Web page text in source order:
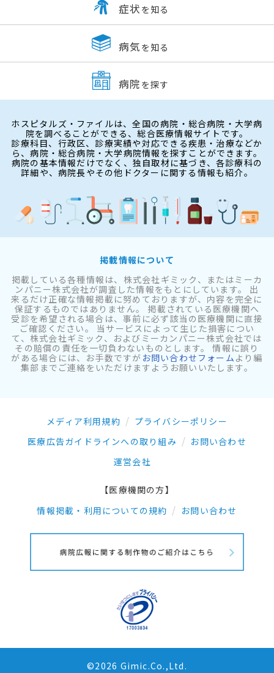
症状 を知る
病気 を知る
病院 を探す
ホスピタルズ・ファイルは、全国の病院・総合病院・大学病
院を調べることができる、総合医療情報サイトです。
診療科目、行政区、診療実績や対応できる疾患・治療などか
ら、病院・総合病院・大学病院情報を探すことができます。
病院の基本情報だけでなく、独自取材に基づき、各診療科の
詳細や、病院長やその他ドクターに関する情報も紹介。
掲載情報について
掲載している各種情報は、株式会社ギミック、またはミーカ
ンパニー株式会社が調査した情報をもとにしています。 出
来るだけ正確な情報掲載に努めておりますが、内容を完全に
保証するものではありません。 掲載されている医療機関へ
受診を希望される場合は、事前に必ず該当の医療機関に直接
ご確認ください。 当サービスによって生じた損害につい
て、株式会社ギミック、およびミーカンパニー株式会社では
その賠償の責任を一切負わないものとします。 情報に誤り
がある場合には、お手数ですが お問い合わせフォーム より編
集部までご連絡をいただけますようお願いいたします。
メディア利用規約
プライバシーポリシー
医療広告ガイドラインへの取り組み
お問い合わせ
運営会社
【医療機関の方】
情報掲載・利用についての規約
お問い合わせ
©2026 Gimic.Co.,Ltd.